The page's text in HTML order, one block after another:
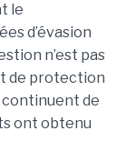
le
d’évasion
n’est pas
de protection
continuent de
ont obtenu